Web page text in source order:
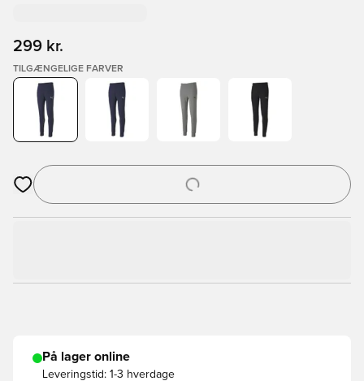
299 kr.
TILGÆNGELIGE FARVER
Åbner en Modal til at logge ind eller tilmelde dig som medlem
På lager online
Leveringstid: 1-3 hverdage